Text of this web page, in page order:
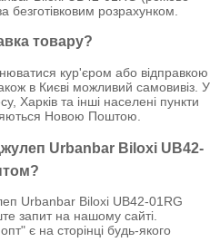
безготівковим розрахунком.
товару?
кур'єром або відправкою
в Києві можливий самовивіз. У
Харків та інші населені пункти
Новою Поштою.
Urbanbar Biloxi UB42-
Urbanbar Biloxi UB42-01RG
запит на нашому сайті.
є на сторінці будь-якого